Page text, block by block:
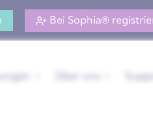
Bei Sophia®